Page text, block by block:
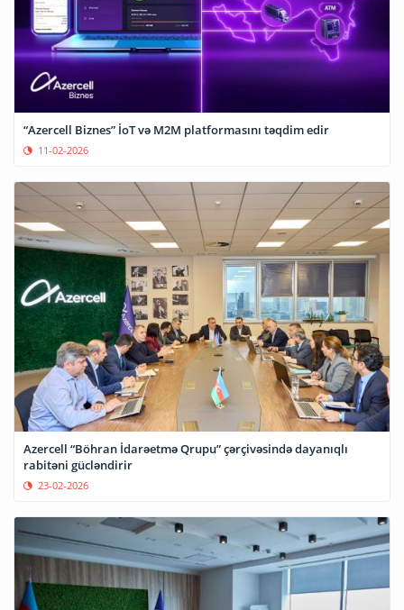
“Azercell Biznes” İoT və M2M platformasını təqdim edir
11-02-2026
Azercell “Böhran İdarəetmə Qrupu” çərçivəsində dayanıqlı
rabitəni gücləndirir
23-02-2026